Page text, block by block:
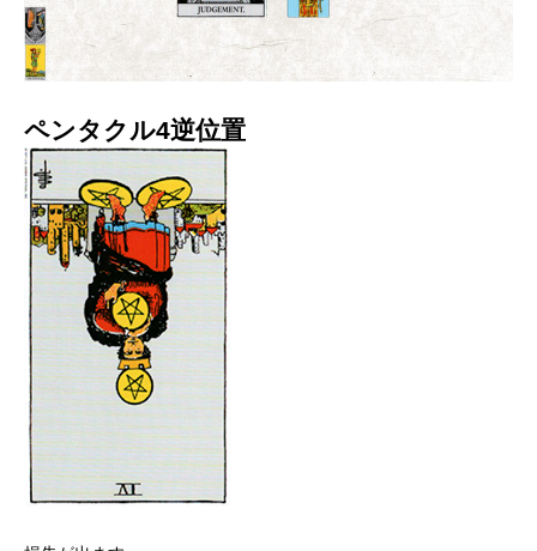
ペンタクル4逆位置